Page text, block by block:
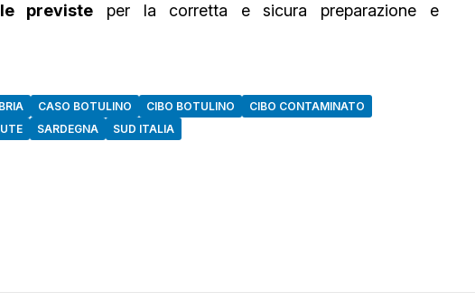
previste per la corretta e sicura preparazione e
CASO BOTULINO CIBO BOTULINO
CIBO CONTAMINATO
SARDEGNA SUD ITALIA